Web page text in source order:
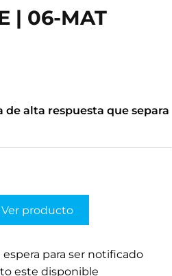
| 06-MAT
de alta respuesta que separa
Ver producto
para ser notificado
este disponible